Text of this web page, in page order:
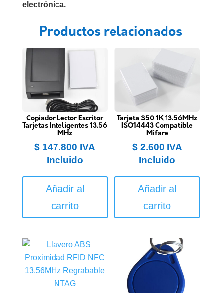
electrónica.
Productos relacionados
Copiador Lector Escritor
Tarjetas Inteligentes 13.56
MHz
$ 147.800 IVA
Incluido
Añadir al
carrito
Tarjeta S50 1K 13.56MHz
ISO14443 Compatible
Mifare
$2.600 IVA
Incluido
Añadir al
carrito